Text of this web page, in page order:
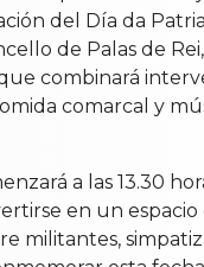
del Día da
de Palas de
combinará
comarcal y
a las 13.30
en un espacio
militantes,